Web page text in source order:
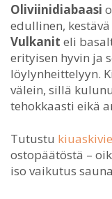
Oliviinidiabaasi
edullinen,
Vulkanit eli
erityisen hyvin ja
löylynheittelyyn.
välein, sillä
tehokkaasti eikä
Tutustu
ostopäätöstä –
iso vaikutus